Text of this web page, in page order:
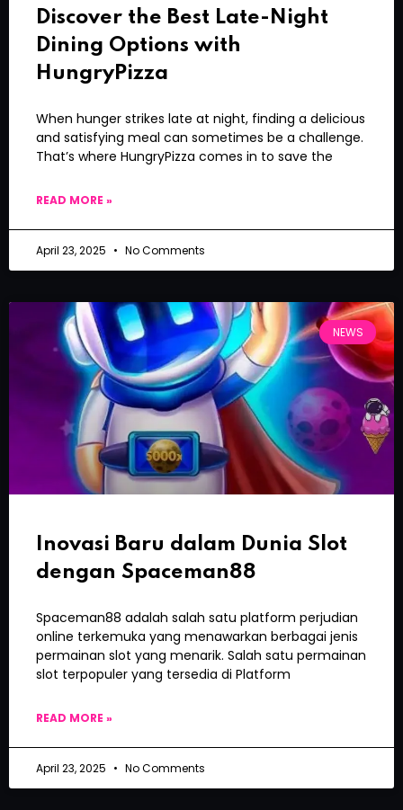
Discover the Best Late-Night
Dining Options with
HungryPizza
When hunger strikes late at night, finding a delicious
and satisfying meal can sometimes be a challenge.
That’s where HungryPizza comes in to save the
READ MORE »
April 23, 2025 No Comments
NEWS
Inovasi Baru dalam Dunia Slot
dengan Spaceman88
Spaceman88 adalah salah satu platform perjudian
online terkemuka yang menawarkan berbagai jenis
permainan slot yang menarik. Salah satu permainan
slot terpopuler yang tersedia di Platform
READ MORE »
April 23, 2025 No Comments